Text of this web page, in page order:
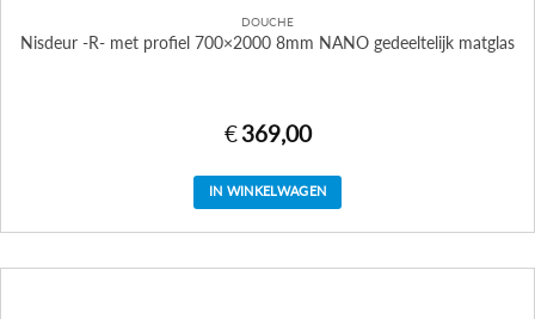
DOUCHE
Nisdeur -R- met profiel 700×2000 8mm NANO gedeeltelijk matglas
€ 369,00
IN WINKELWAGEN